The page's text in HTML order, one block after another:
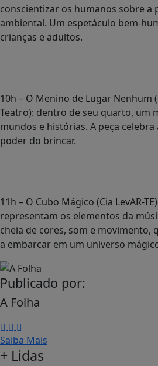
conscientizar os humanos sobre a
ambiental. Um espetáculo bem-
crianças e adultos.
10h – O Menino de Lugar Nenhum
Teatro): dentro de seu quarto, um
mundos e histórias. A peça celebra
poder do brincar.
11h – O Cubo Mágico (Cia LevAR-
representam os elementos da
cheia de cores, som e movimento,
a embarcar em um universo
Publicado por:
A Folha
Saiba Mais
+ Lidas